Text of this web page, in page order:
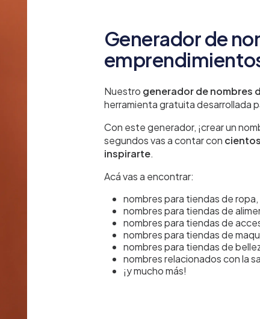
Generador de
Nuestro generador de nombres
herramienta gratuita desarrollada
Con este generador, ¡crear un
segundos vas a contar con
inspirarte.
Acá vas a encontrar:
nombres para tiendas de ropa,
nombres para tiendas de
nombres para tiendas de
nombres para tiendas de
nombres para tiendas de
nombres relacionados con la
¡y mucho más!